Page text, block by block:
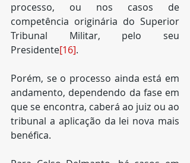
processo, ou nos casos de
competência originária do Superior
Tribunal Militar, pelo seu
Presidente[16].
Porém, se o processo ainda está em
andamento, dependendo da fase em
que se encontra, caberá ao juiz ou ao
tribunal a aplicação da lei nova mais
benéfica.